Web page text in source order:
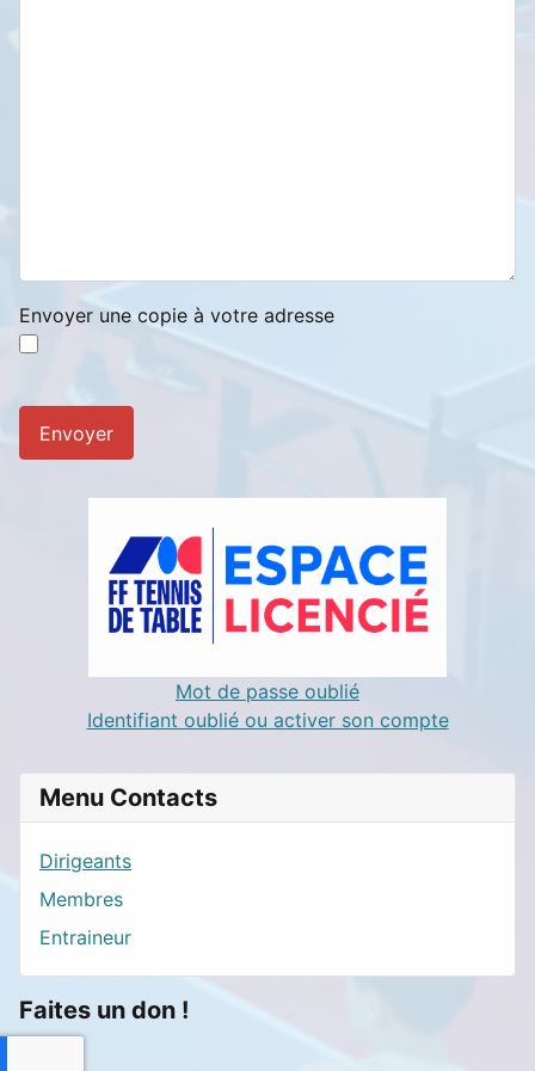
Mot de passe oublié
Identifiant oublié ou activer son compte
Menu Contacts
Dirigeants
Membres
Entraineur
Faites un don !
Envoyer une copie à votre adresse
Envoyer